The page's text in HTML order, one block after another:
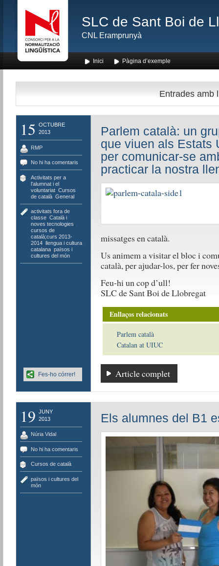
SLC de Sant Boi de
CNL Eramprunyà
Inici Pàgina d’exemple
Entrades amb
15
OCTUBRE
2013
RMP
No hi ha comentaris
Activitats per a
l'alumnat i el
voluntariat, Cursos
de català, General
activitats fora de
classe, Català i
noves tecnologies
cursos de
català;curs 2013-
2014, llengua i cultura
catalana, països i
cultures del món
Parlem català: un
que viuen als Estats
per comunicar-se
practicar la nostra
missatges en català.
Us animem a visitar el bloc i
català, per ajudar-los, per fer
Feu-hi un cop d’ull!
SLC de Sant Boi de Llobregat
Enllaços relacionats
Parlem català
Catalan at UIUC
Article complet
Fes-ho córrer!
19 JUNY
2013
Núria Vidal
No hi ha comentaris
Cursos de català
països i cultures del
món
Els alumnes del B1